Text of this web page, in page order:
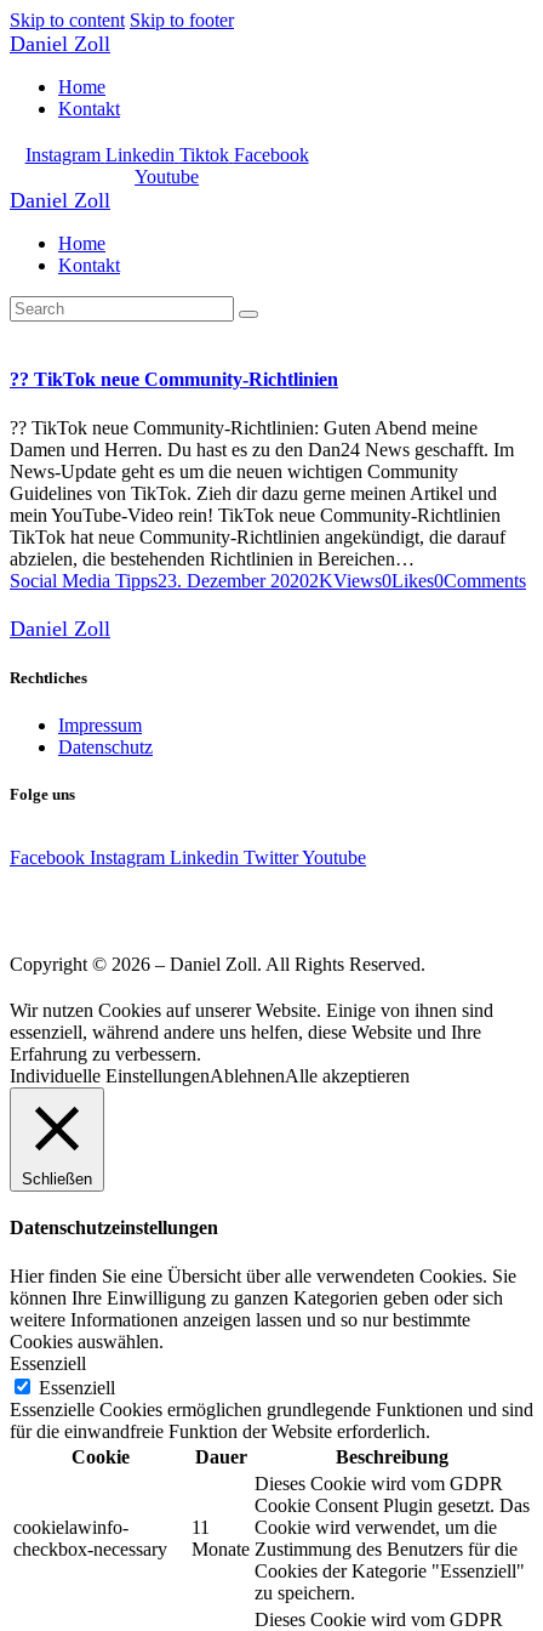
Skip to content Skip to footer
Daniel Zoll
Home
Kontakt
Instagram Linkedin Tiktok Facebook
Youtube
Daniel Zoll
Home
Kontakt
?? TikTok neue Community-Richtlinien
?? TikTok neue Community-Richtlinien: Guten Abend meine
Damen und Herren. Du hast es zu den Dan24 News geschafft. Im
News-Update geht es um die neuen wichtigen Community
Guidelines von TikTok. Zieh dir dazu gerne meinen Artikel und
mein YouTube-Video rein! TikTok neue Community-Richtlinien
TikTok hat neue Community-Richtlinien angekündigt, die darauf
abzielen, die bestehenden Richtlinien in Bereichen…
Social Media Tipps23. Dezember 20202KViews0Likes0Comments
Daniel Zoll
Rechtliches
Impressum
Datenschutz
Folge uns
Facebook Instagram Linkedin TwitterYoutube
Copyright © 2026 – Daniel Zoll. All Rights Reserved.
Wir nutzen Cookies auf unserer Website. Einige von ihnen sind
essenziell, während andere uns helfen, diese Website und Ihre
Erfahrung zu verbessern.
Individuelle EinstellungenAblehnenAlle akzeptieren
Schließen
Datenschutzeinstellungen
Hier finden Sie eine Übersicht über alle verwendeten Cookies. Sie
können Ihre Einwilligung zu ganzen Kategorien geben oder sich
weitere Informationen anzeigen lassen und so nur bestimmte
Cookies auswählen.
Essenziell
Essenziell
Essenzielle Cookies ermöglichen grundlegende Funktionen und sind
für die einwandfreie Funktion der Website erforderlich.
Cookie
Dauer Beschreibung
cookielawinfo-
checkbox-necessary
11
Monate
Dieses Cookie wird vom GDPR
Cookie Consent Plugin gesetzt. Das
Cookie wird verwendet, um die
Zustimmung des Benutzers für die
Cookies der Kategorie "Essenziell"
zu speichern.
Dieses Cookie wird vom GDPR